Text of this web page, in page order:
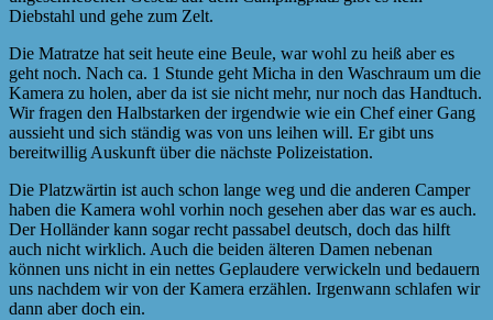
Diebstahl und gehe zum Zelt.
Die Matratze hat seit heute eine Beule, war wohl zu heiß aber es
geht noch. Nach ca. 1 Stunde geht Micha in den Waschraum um die
Kamera zu holen, aber da ist sie nicht mehr, nur noch das Handtuch.
Wir fragen den Halbstarken der irgendwie wie ein Chef einer Gang
aussieht und sich ständig was von uns leihen will. Er gibt uns
bereitwillig Auskunft über die nächste Polizeistation.
Die Platzwärtin ist auch schon lange weg und die anderen Camper
haben die Kamera wohl vorhin noch gesehen aber das war es auch.
Der Holländer kann sogar recht passabel deutsch, doch das hilft
auch nicht wirklich. Auch die beiden älteren Damen nebenan
können uns nicht in ein nettes Geplaudere verwickeln und bedauern
uns nachdem wir von der Kamera erzählen. Irgenwann schlafen wir
dann aber doch ein.